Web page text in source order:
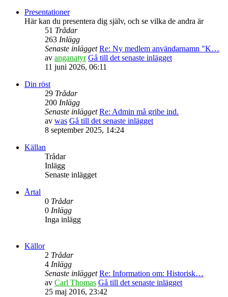
Presentationer
Här kan du presentera dig själv, och se vilka de andra är
51 Trådar
263 Inlägg
Senaste inlägget Re: Ny medlem användarnamn "K…
av anganatyr Gå till det senaste inlägget
11 juni 2026, 06:11
Din röst
29 Trådar
200 Inlägg
Senaste inlägget Re: Admin må gribe ind.
av was Gå till det senaste inlägget
8 september 2025, 14:24
Källan
Trådar
Inlägg
Senaste inlägget
Årtal
0 Trådar
0 Inlägg
Inga inlägg
Källor
2 Trådar
4 Inlägg
Senaste inlägget Re: Information om: Historisk…
av Carl Thomas Gå till det senaste inlägget
25 maj 2016, 23:42